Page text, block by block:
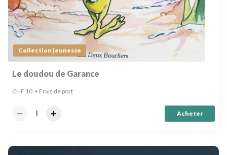
Collection jeunesse
Le doudou de Garance
CHF 10 + Frais de port
Acheter